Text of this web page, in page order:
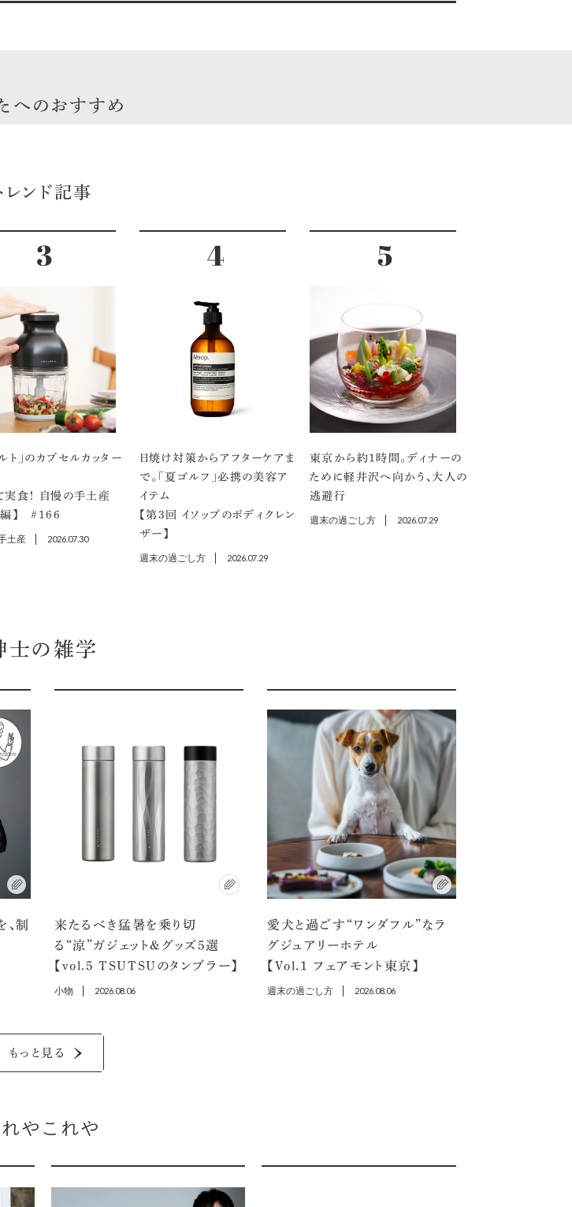
へのおすすめ
レンド記事
ルト」のカプセルカッター
実食！ 自慢の手土産
編】 ＃166
土産 2026.07.30
日焼け対策からアフターケアま
で。「夏ゴルフ」必携の美容ア
イテム
【第3回 イソップのボディクレン
ザー】
週末の過ごし方 2026.07.29
東京から約1時間。ディナーの
ために軽井沢へ向かう、大人の
逃避行
週末の過ごし方 2026.07.29
士の雑学
制
来たるべき猛暑を乗り切
る“涼”ガジェット＆グッズ5選
【vol.5 TSUTSUのタンブラー】
小物 2026.08.06
愛犬と過ごす“ワンダフル”なラ
グジュアリーホテル
【Vol.1 フェアモント東京】
週末の過ごし方 2026.08.06
もっと見る
れやこれや